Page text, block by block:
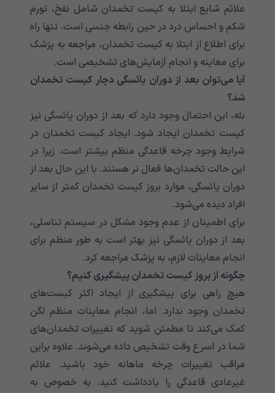
علائم شایع ابتلا به کیست تخمدان شامل نفخ، تورم
شکم و احساس درد در حین رابطه جنسی است. تنها راه
برای اطلاع از ابتلا به کیست تخمدان، مراجعه به پزشک
برای معاینه و انجام آزمایش‌های تشخیصی است.
آیا می‌توان بعد از دوران یائسگی دچار کیست تخمدان
شد؟
بله، این احتمال وجود دارد که بعد از دوران یائسگی نیز
کیست تخمدان ایجاد شود. ایجاد کیست تخمدان در
شرایط وجود چرخه قاعدگی منظم بیشتر است. زیرا در
این حالت تخمدان‌ها فعال تر هستند. با این حال بعد از
دوران یائسگی، موارد بروز کیست تخمدان کمتر از سایر
افراد دیده می‌شود.
برای اطمینان از عدم وجود مشکل در سیستم تناسلی،
بعد از دوران یائسگی نیز بهتر است به طور منظم برای
انجام معاینات لازم، به پزشک مراجعه کرد.
چگونه از بروز کیست تخمدان پیشگیری کنیم؟
هیچ راهی برای پیشگیری از ایجاد اکثر کیست‌های
تخمدان وجود ندارد. اما، انجام معاینات منظم لگن
کمک می‌کند تا مطمئن شوید که تغییرات تخمدان‌های
شما در اسرع وقت تشخیص داده می‌شوند. علاوه براین
مراقب تغییرات چرخه ماهانه خود باشید. علائم
غیرعادی قاعدگی را یادداشت کنید. به خصوص به